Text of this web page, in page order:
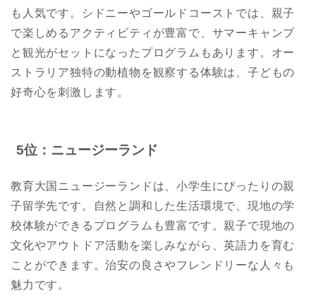
も人気です。シドニーやゴールドコーストでは、親子
で楽しめるアクティビティが豊富で、サマーキャンプ
と観光がセットになったプログラムもあります。オー
ストラリア独特の動植物を観察する体験は、子どもの
好奇心を刺激します。
5位：ニュージーランド
教育大国ニュージーランドは、小学生にぴったりの親
子留学先です。自然と調和した生活環境で、現地の学
校体験ができるプログラムも豊富です。親子で現地の
文化やアウトドア活動を楽しみながら、英語力を育む
ことができます。治安の良さやフレンドリーな人々も
魅力です。